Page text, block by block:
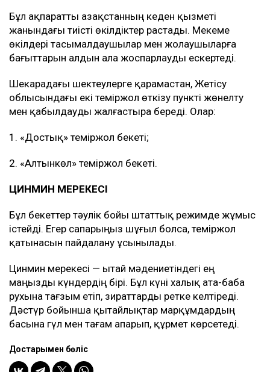
Бұл ақпаратты Қазақстанның кеден қызметі
жанындағы тиісті өкілдіктер растады. Мекеме
өкілдері тасымалдаушылар мен жолаушыларға
бағыттарын алдын ала жоспарлауды ескертеді.
Шекарадағы шектеулерге қарамастан, Жетісу
облысындағы екі теміржол өткізу пункті жөнелту
мен қабылдауды жалғастыра береді. Олар:
1. «Достық» теміржол бекеті;
2. «Алтынкөл» теміржол бекеті.
ЦИНМИН МЕРЕКЕСІ
Бұл бекеттер тәулік бойы штаттық режимде жұмыс
істейді. Егер сапарыңыз шұғыл болса, теміржол
қатынасын пайдалану ұсынылады.
Цинмин мерекесі — Қытай мәдениетіндегі ең
маңызды күндердің бірі. Бұл күні халық ата-баба
рухына тағзым етіп, зираттарды ретке келтіреді.
Дәстүр бойынша қытайлықтар марқұмдардың
басына гүл мен тағам апарып, құрмет көрсетеді.
Достарыңмен бөліс